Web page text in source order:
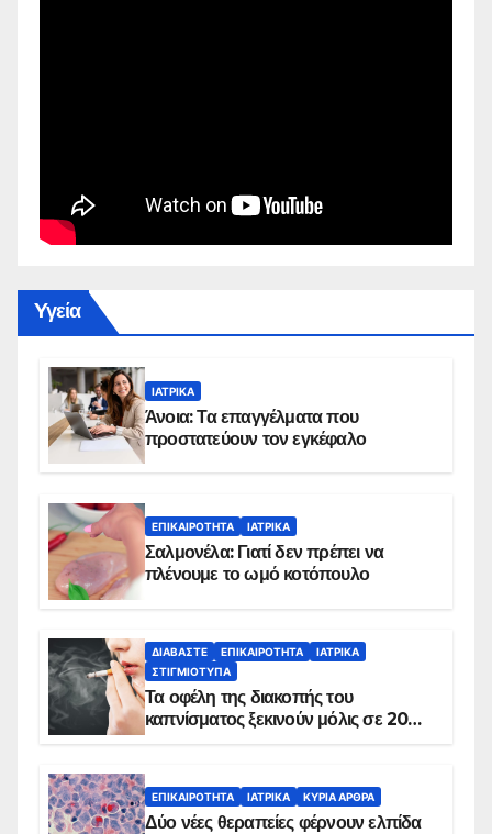
Yγεία
ΙΑΤΡΙΚΆ
Άνοια: Τα επαγγέλματα που
προστατεύουν τον εγκέφαλο
ΕΠΙΚΑΙΡΌΤΗΤΑ ΙΑΤΡΙΚΆ
Σαλμονέλα: Γιατί δεν πρέπει να
πλένουμε το ωμό κοτόπουλο
ΔΙΑΒΆΣΤΕ ΕΠΙΚΑΙΡΌΤΗΤΑ
ΙΑΤΡΙΚΆ
ΣΤΙΓΜΙΌΤΥΠΑ
Τα οφέλη της διακοπής του
καπνίσματος ξεκινούν μόλις σε 20
ΕΠΙΚΑΙΡΌΤΗΤΑ ΙΑΤΡΙΚΆ ΚΥΡΙΑ ΑΡΘΡΑ
Δύο νέες θεραπείες φέρνουν ελπίδα